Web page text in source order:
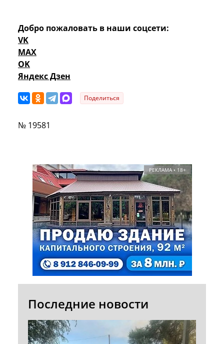
Добро пожаловать в наши соцсети:
VK
MAX
OK
Яндекс Дзен
Поделиться
№ 19581
РЕКЛАМА • 18+
Последние новости